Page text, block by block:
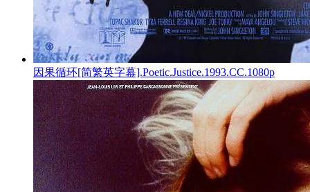
因果循环[简繁英字幕].Poetic.Justice.1993.CC.1080p